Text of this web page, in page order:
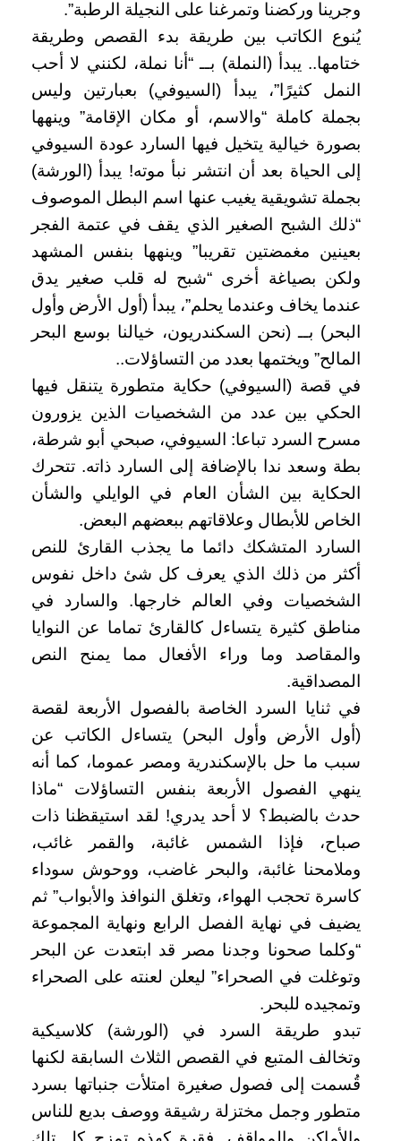
وجرينا وركضنا وتمرغنا على النجيلة الرطبة”.
يُنوع الكاتب بين طريقة بدء القصص وطريقة
ختامها.. يبدأ (النملة) بــ “أنا نملة، لكنني لا أحب
النمل كثيرًا”، يبدأ (السيوفي) بعبارتين وليس
بجملة كاملة “والاسم، أو مكان الإقامة” وينهها
بصورة خيالية يتخيل فيها السارد عودة السيوفي
إلى الحياة بعد أن انتشر نبأ موته! يبدأ (الورشة)
بجملة تشويقية يغيب عنها اسم البطل الموصوف
“ذلك الشبح الصغير الذي يقف في عتمة الفجر
بعينين مغمضتين تقريبا” وينهها بنفس المشهد
ولكن بصياغة أخرى “شبح له قلب صغير يدق
عندما يخاف وعندما يحلم”، يبدأ (أول الأرض وأول
البحر) بــ (نحن السكندريون، خيالنا بوسع البحر
المالح” ويختمها بعدد من التساؤلات..
في قصة (السيوفي) حكاية متطورة يتنقل فيها
الحكي بين عدد من الشخصيات الذين يزورون
مسرح السرد تباعا: السيوفي، صبحي أبو شرطة،
بطة وسعد ندا بالإضافة إلى السارد ذاته. تتحرك
الحكاية بين الشأن العام في الوايلي والشأن
الخاص للأبطال وعلاقاتهم ببعضهم البعض.
السارد المتشكك دائما ما يجذب القارئ للنص
أكثر من ذلك الذي يعرف كل شئ داخل نفوس
الشخصيات وفي العالم خارجها. والسارد في
مناطق كثيرة يتساءل كالقارئ تماما عن النوايا
والمقاصد وما وراء الأفعال مما يمنح النص
المصداقية.
في ثنايا السرد الخاصة بالفصول الأربعة لقصة
(أول الأرض وأول البحر) يتساءل الكاتب عن
سبب ما حل بالإسكندرية ومصر عموما، كما أنه
ينهي الفصول الأربعة بنفس التساؤلات “ماذا
حدث بالضبط؟ لا أحد يدري! لقد استيقظنا ذات
صباح، فإذا الشمس غائبة، والقمر غائب،
وملامحنا غائبة، والبحر غاضب، ووحوش سوداء
كاسرة تحجب الهواء، وتغلق النوافذ والأبواب” ثم
يضيف في نهاية الفصل الرابع ونهاية المجموعة
“وكلما صحونا وجدنا مصر قد ابتعدت عن البحر
وتوغلت في الصحراء” ليعلن لعنته على الصحراء
وتمجيده للبحر.
تبدو طريقة السرد في (الورشة) كلاسيكية
وتخالف المتبع في القصص الثلاث السابقة لكنها
قُسمت إلى فصول صغيرة امتلأت جنباتها بسرد
متطور وجمل مختزلة رشيقة ووصف بديع للناس